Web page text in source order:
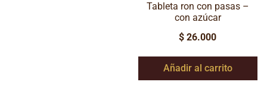
Tableta ron con pasas –
con azúcar
$ 26.000
Añadir al carrito